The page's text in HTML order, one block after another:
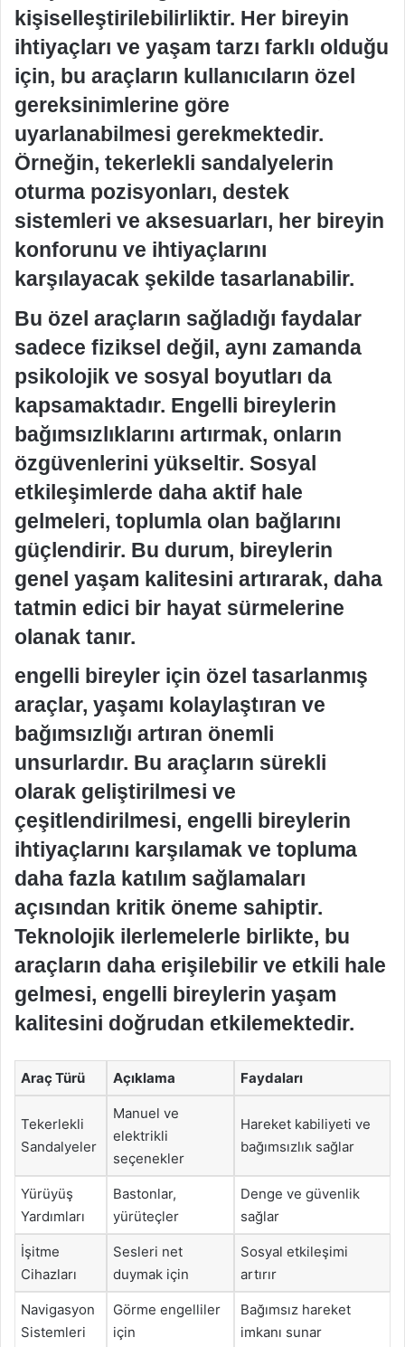
kişiselleştirilebilirliktir. Her bireyin
ihtiyaçları ve yaşam tarzı farklı olduğu
için, bu araçların kullanıcıların özel
gereksinimlerine göre
uyarlanabilmesi gerekmektedir.
Örneğin, tekerlekli sandalyelerin
oturma pozisyonları, destek
sistemleri ve aksesuarları, her bireyin
konforunu ve ihtiyaçlarını
karşılayacak şekilde tasarlanabilir.
Bu özel araçların sağladığı faydalar
sadece fiziksel değil, aynı zamanda
psikolojik ve sosyal boyutları da
kapsamaktadır. Engelli bireylerin
bağımsızlıklarını artırmak, onların
özgüvenlerini yükseltir. Sosyal
etkileşimlerde daha aktif hale
gelmeleri, toplumla olan bağlarını
güçlendirir. Bu durum, bireylerin
genel yaşam kalitesini artırarak, daha
tatmin edici bir hayat sürmelerine
olanak tanır.
engelli bireyler için özel tasarlanmış
araçlar, yaşamı kolaylaştıran ve
bağımsızlığı artıran önemli
unsurlardır. Bu araçların sürekli
olarak geliştirilmesi ve
çeşitlendirilmesi, engelli bireylerin
ihtiyaçlarını karşılamak ve topluma
daha fazla katılım sağlamaları
açısından kritik öneme sahiptir.
Teknolojik ilerlemelerle birlikte, bu
araçların daha erişilebilir ve etkili hale
gelmesi, engelli bireylerin yaşam
kalitesini doğrudan etkilemektedir.
Araç Türü Açıklama Faydaları
Tekerlekli
Sandalyeler
Manuel ve
elektrikli
seçenekler
Hareket kabiliyeti ve
bağımsızlık sağlar
Yürüyüş
Yardımları
Bastonlar,
yürüteçler
Denge ve güvenlik
sağlar
İşitme
Cihazları
Sesleri net
duymak için
Sosyal etkileşimi
artırır
Navigasyon
Sistemleri
Görme engelliler
için
Bağımsız hareket
imkanı sunar